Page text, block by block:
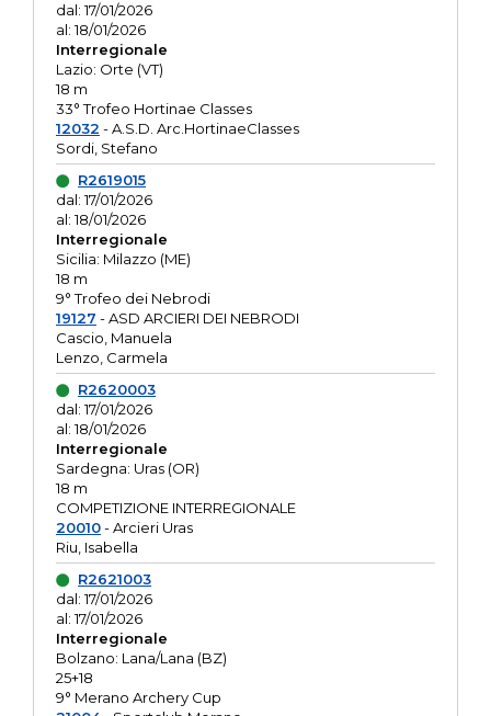
dal: 17/01/2026
al: 18/01/2026
Interregionale
Lazio: Orte (VT)
18 m
33° Trofeo Hortinae Classes
12032 - A.S.D. Arc.HortinaeClasses
Sordi, Stefano
R2619015
dal: 17/01/2026
al: 18/01/2026
Interregionale
Sicilia: Milazzo (ME)
18 m
9° Trofeo dei Nebrodi
19127 - ASD ARCIERI DEI NEBRODI
Cascio, Manuela
Lenzo, Carmela
R2620003
dal: 17/01/2026
al: 18/01/2026
Interregionale
Sardegna: Uras (OR)
18 m
COMPETIZIONE INTERREGIONALE
20010- Arcieri Uras
Riu, Isabella
R2621003
dal: 17/01/2026
al: 17/01/2026
Interregionale
Bolzano: Lana/Lana (BZ)
25+18
9° Merano Archery Cup